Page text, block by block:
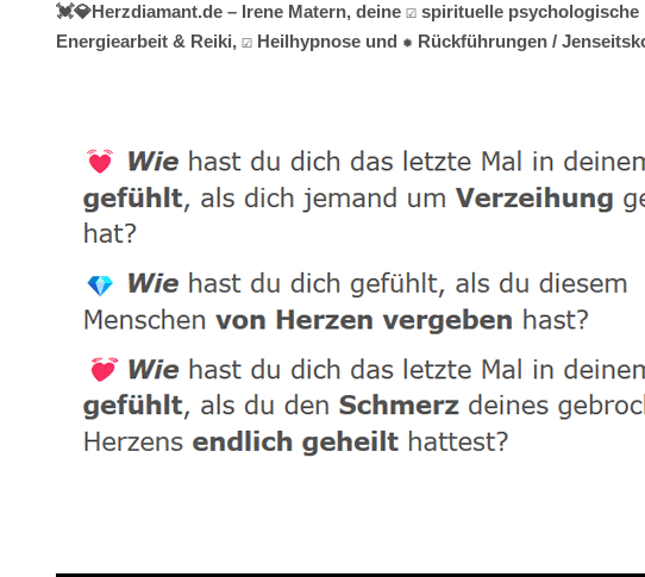
💓️💎Herzdiamant.de – Irene Matern, deine ☑️ spirituelle
Energiearbeit & Reiki, ☑️ Heilhypnose und ✹ Rückführungen /